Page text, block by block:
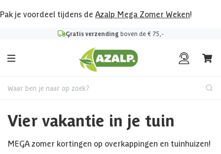
Pak je voordeel tijdens de Azalp Mega Zomer Weken!
Gratis verzending boven de € 75,-
Waar ben je naar op zoek?
Vier vakantie in je tuin
MEGA zomer kortingen op overkappingen en tuinhuizen!